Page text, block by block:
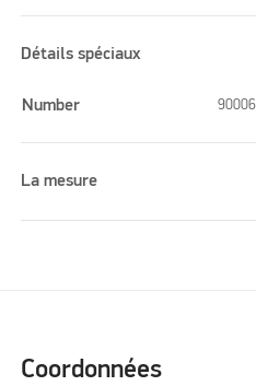
Détails spéciaux
Number
La mesure
Coordonnées